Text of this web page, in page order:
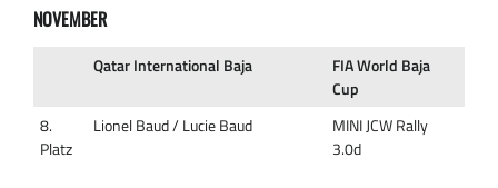
NOVEMBER
Qatar International Baja
FIA World Baja
Cup
8.
Platz
Lionel Baud / Lucie Baud
MINI JCW Rally
3.0d